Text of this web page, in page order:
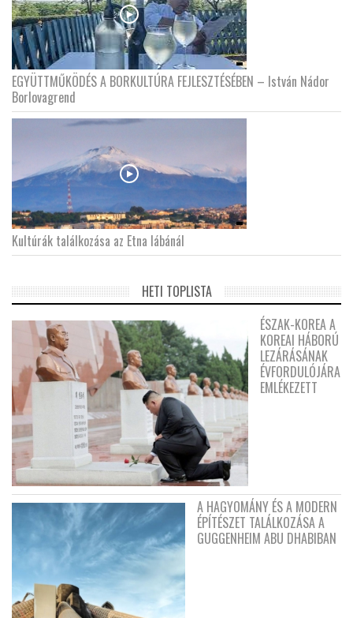
EGYÜTTMŰKÖDÉS A BORKULTÚRA FEJLESZTÉSÉBEN – István Nádor
Borlovagrend
Kultúrák találkozása az Etna lábánál
HETI TOPLISTA
ÉSZAK-KOREA A
KOREAI HÁBORÚ
LEZÁRÁSÁNAK
ÉVFORDULÓJÁRA
EMLÉKEZETT
A HAGYOMÁNY ÉS A MODERN
ÉPÍTÉSZET TALÁLKOZÁSA A
GUGGENHEIM ABU DHABIBAN